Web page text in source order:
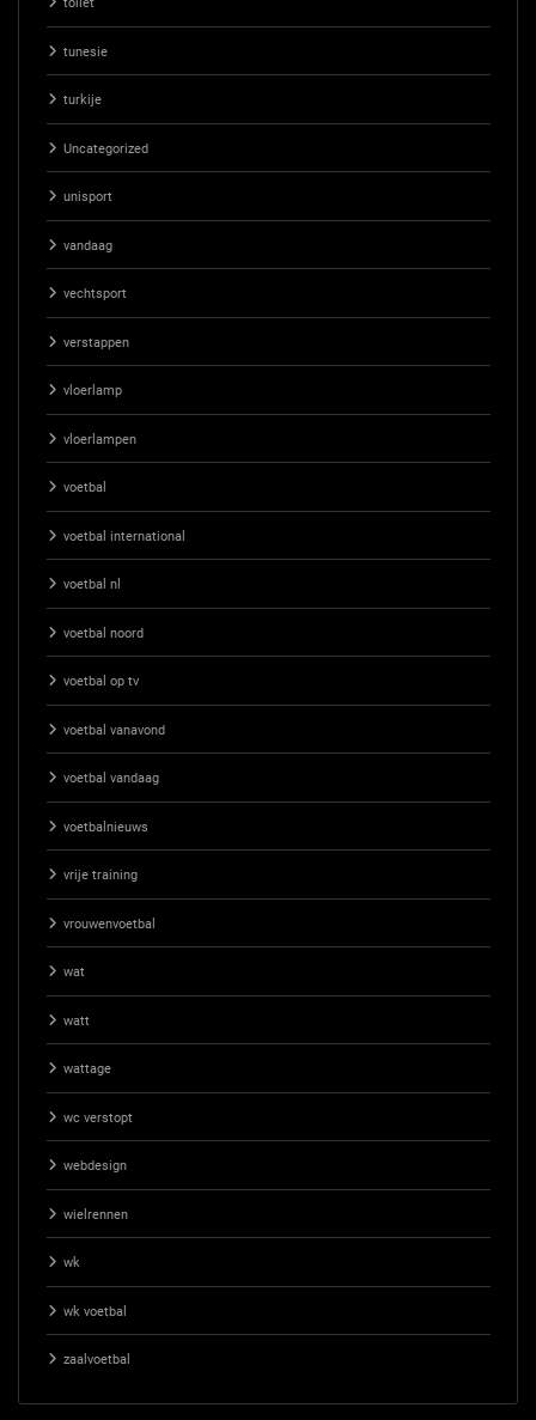
toilet
tunesie
turkije
Uncategorized
unisport
vandaag
vechtsport
verstappen
vloerlamp
vloerlampen
voetbal
voetbal international
voetbal nl
voetbal noord
voetbal op tv
voetbal vanavond
voetbal vandaag
voetbalnieuws
vrije training
vrouwenvoetbal
wat
watt
wattage
wc verstopt
webdesign
wielrennen
wk
wk voetbal
zaalvoetbal